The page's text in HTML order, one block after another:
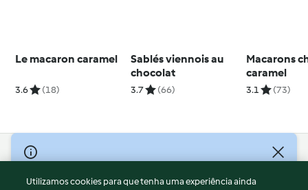
Le macaron caramel
3.6 (18)
Sablés viennois au
chocolat
3.7 (66)
Macarons
caramel
3.1 (73)
© Copyright 2026
Termos de Utilização
Utilizamos cookies para que tenha uma experiência ainda